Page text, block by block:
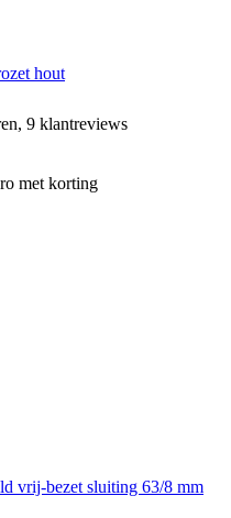
hout
9 klantreviews
met korting
vrij-bezet sluiting 63/8 mm